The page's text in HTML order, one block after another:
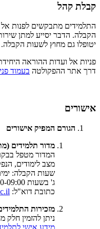
קבלת קהל
התלמידים מתבקשים לפנות
הקבלה. הדבר יסייע למתן
יטופלו גם מחוץ לשעות הקבלה.
פניות אל ועדות ההוראה
דרך אתר ההפקולטה בעמוד
אישורים
הגורם המפיק אישורים
מדור תלמידים
המדור מטפל
מצב לימודים,
ג' בשעות 15:00-09:00.
כתובת דוא"ל:
מזכירות
ניתן להזמין
מידע אישי